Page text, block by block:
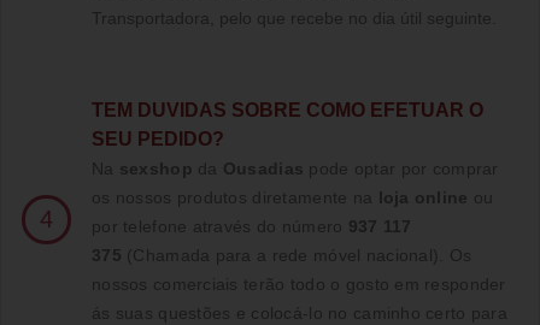
Transportadora, pelo que recebe no dia útil seguinte.
4
TE M DUVIDAS SOBRE COMO EFETUAR O
SEU PEDIDO?
Na sexshop da Ousadias pode optar por comprar
os nossos produtos diretamente na loja online ou
por telefone através do número 937 117
375 (Chamada para a rede móvel nacional)
. Os
nossos comerciais terão todo o gosto em responder
ás suas questões e colocá-lo no caminho certo para